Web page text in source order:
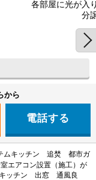
各部屋に光が入
分
から
電話する
ムキッチン 追焚 都市ガ
エアコン設置（施工）が
キッチン 出窓 通風良